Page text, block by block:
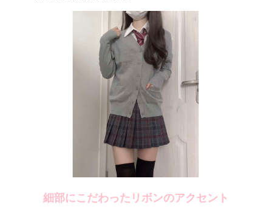
細部にこだわったリボンのアクセント